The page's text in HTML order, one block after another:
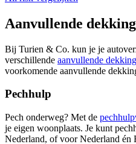
Aanvullende
Bij Turien & Co. kun je je
verschillende aanvullende
voorkomende aanvullende
Pechhulp
Pech onderweg? Met de
je eigen woonplaats. Je kunt
Nederland, of voor Nederland én